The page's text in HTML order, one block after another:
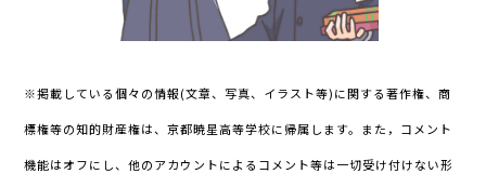
※掲載している個々の情報(文章、写真、イラスト等)に関する著作権、商
標権等の知的財産権は、京都暁星高等学校に帰属します。また，コメント
機能はオフにし、他のアカウントによるコメント等は一切受け付けない形